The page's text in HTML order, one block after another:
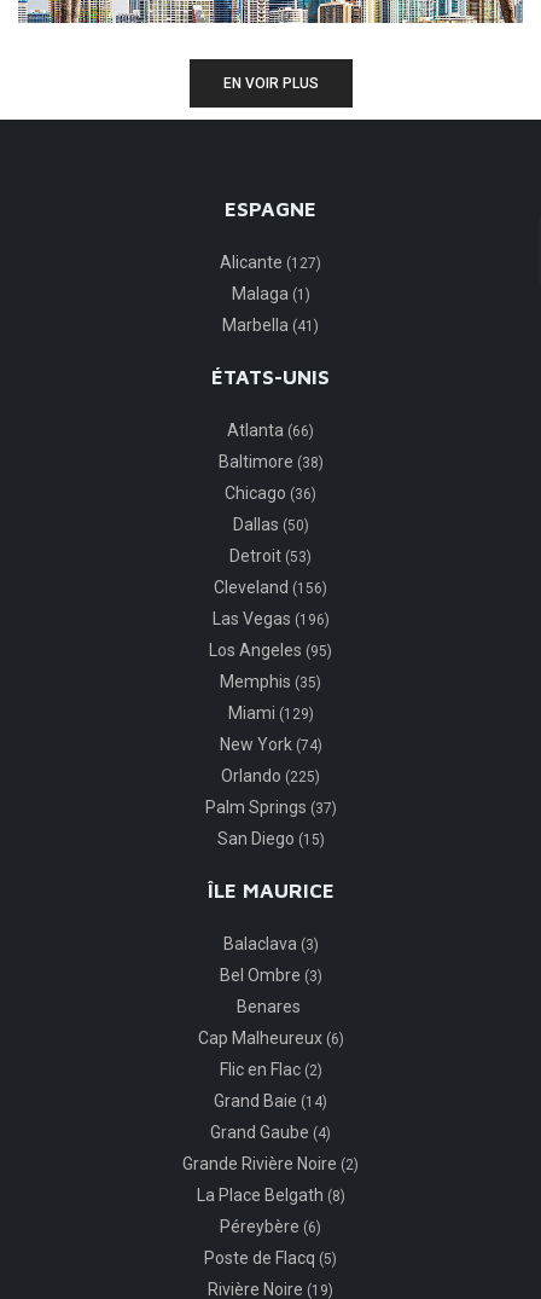
EN VOIR PLUS
ESPAGNE
Alicante (127)
Malaga (1)
Marbella (41)
ÉTATS-UNIS
Atlanta (66)
Baltimore (38)
Chicago (36)
Dallas (50)
Detroit (53)
Cleveland (156)
Las Vegas (196)
Los Angeles (95)
Memphis (35)
Miami (129)
New York (74)
Orlando (225)
Palm Springs (37)
San Diego (15)
ÎLE MAURICE
Balaclava (3)
Bel Ombre (3)
Benares
Cap Malheureux (6)
Flic en Flac (2)
Grand Baie (14)
Grand Gaube (4)
Grande Rivière Noire (2)
La Place Belgath (8)
Péreybère (6)
Poste de Flacq (5)
Rivière Noire (19)